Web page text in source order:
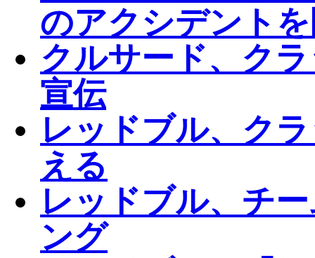
のアクシデント
クルサード、ク
宣伝
レッドブル、ク
える
レッドブル、チ
ング